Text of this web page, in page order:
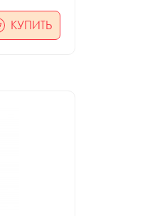
КУПИТЬ